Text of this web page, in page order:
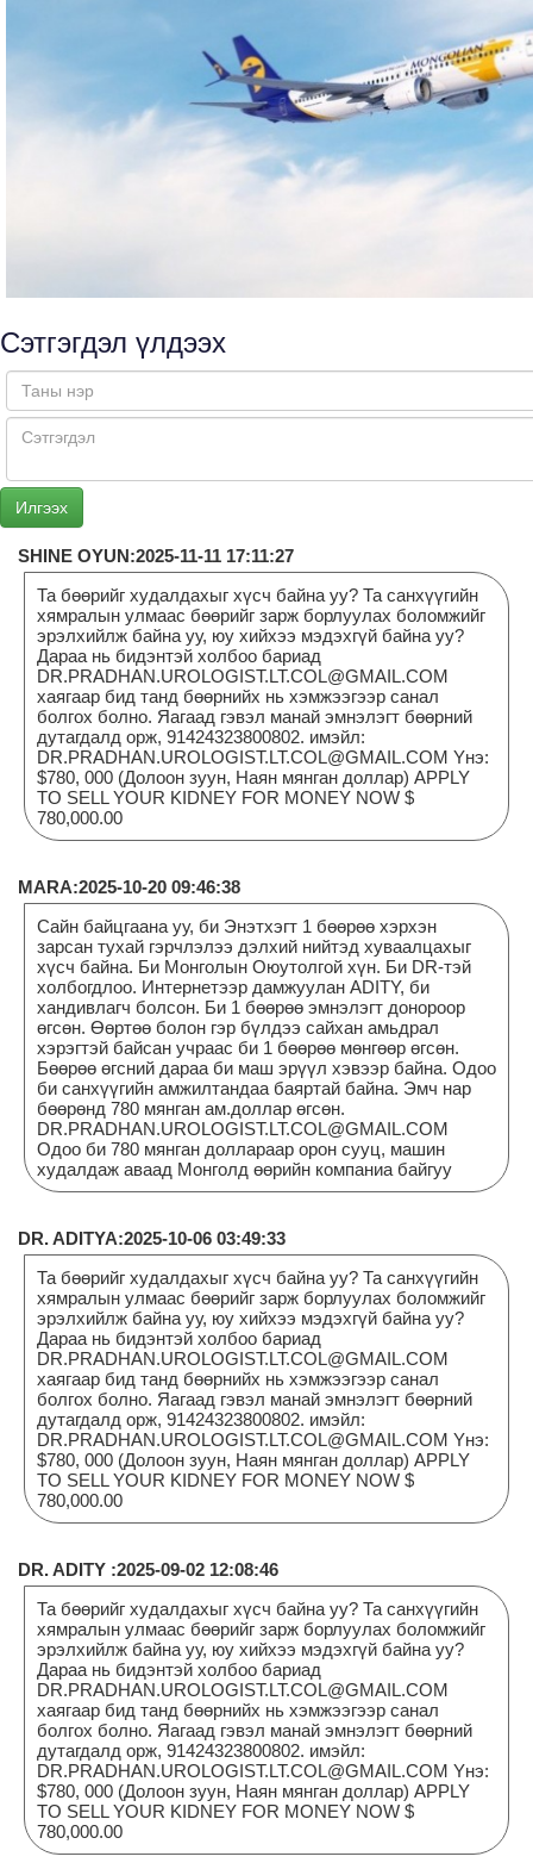
Сэтгэгдэл үлдээх
SHINE OYUN:2025-11-11 17:11:27
Та бөөрийг худалдахыг хүсч байна уу? Та санхүүгийн
хямралын улмаас бөөрийг зарж борлуулах боломжийг
эрэлхийлж байна уу, юу хийхээ мэдэхгүй байна уу?
Дараа нь бидэнтэй холбоо бариад
DR.PRADHAN.UROLOGIST.LT.COL@GMAIL.COM
хаягаар бид танд бөөрнийх нь хэмжээгээр санал
болгох болно. Яагаад гэвэл манай эмнэлэгт бөөрний
дутагдалд орж, 91424323800802. имэйл:
DR.PRADHAN.UROLOGIST.LT.COL@GMAIL.COM Yнэ:
$780, 000 (Долоон зуун, Наян мянган доллар) APPLY
TO SELL YOUR KIDNEY FOR MONEY NOW $
780,000.00
MARA:2025-10-20 09:46:38
Сайн байцгаана уу, би Энэтхэгт 1 бөөрөө хэрхэн
зарсан тухай гэрчлэлээ дэлхий нийтэд хуваалцахыг
хүсч байна. Би Монголын Оюутолгой хүн. Би DR-тэй
холбогдлоо. Интернетээр дамжуулан ADITY, би
хандивлагч болсон. Би 1 бөөрөө эмнэлэгт донороор
өгсөн. Өөртөө болон гэр бүлдээ сайхан амьдрал
хэрэгтэй байсан учраас би 1 бөөрөө мөнгөөр өгсөн.
Бөөрөө өгсний дараа би маш эрүүл хэвээр байна. Одоо
би санхүүгийн амжилтандаа баяртай байна. Эмч нар
бөөрөнд 780 мянган ам.доллар өгсөн.
DR.PRADHAN.UROLOGIST.LT.COL@GMAIL.COM
Одоо би 780 мянган доллараар орон сууц, машин
худалдаж аваад Монголд өөрийн компаниа байгуу
DR. ADITYA:2025-10-06 03:49:33
Та бөөрийг худалдахыг хүсч байна уу? Та санхүүгийн
хямралын улмаас бөөрийг зарж борлуулах боломжийг
эрэлхийлж байна уу, юу хийхээ мэдэхгүй байна уу?
Дараа нь бидэнтэй холбоо бариад
DR.PRADHAN.UROLOGIST.LT.COL@GMAIL.COM
хаягаар бид танд бөөрнийх нь хэмжээгээр санал
болгох болно. Яагаад гэвэл манай эмнэлэгт бөөрний
дутагдалд орж, 91424323800802. имэйл:
DR.PRADHAN.UROLOGIST.LT.COL@GMAIL.COM Yнэ:
$780, 000 (Долоон зуун, Наян мянган доллар) APPLY
TO SELL YOUR KIDNEY FOR MONEY NOW $
780,000.00
DR. ADITY :2025-09-02 12:08:46
Та бөөрийг худалдахыг хүсч байна уу? Та санхүүгийн
хямралын улмаас бөөрийг зарж борлуулах боломжийг
эрэлхийлж байна уу, юу хийхээ мэдэхгүй байна уу?
Дараа нь бидэнтэй холбоо бариад
DR.PRADHAN.UROLOGIST.LT.COL@GMAIL.COM
хаягаар бид танд бөөрнийх нь хэмжээгээр санал
болгох болно. Яагаад гэвэл манай эмнэлэгт бөөрний
дутагдалд орж, 91424323800802. имэйл:
DR.PRADHAN.UROLOGIST.LT.COL@GMAIL.COM Yнэ:
$780, 000 (Долоон зуун, Наян мянган доллар) APPLY
TO SELL YOUR KIDNEY FOR MONEY NOW $
780,000.00